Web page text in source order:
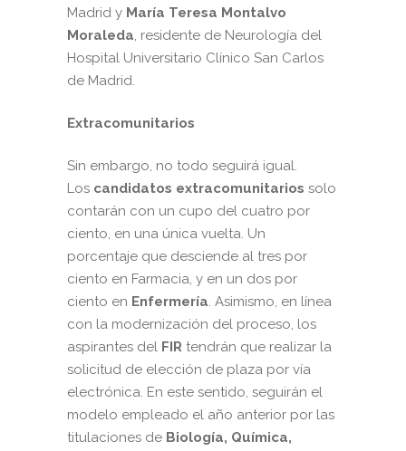
Madrid y María Teresa Montalvo
Moraleda, residente de Neurología del
Hospital Universitario Clínico San Carlos
de Madrid.
Extracomunitarios
Sin embargo, no todo seguirá igual.
Los candidatos extracomunitarios solo
contarán con un cupo del cuatro por
ciento, en una única vuelta. Un
porcentaje que desciende al tres por
ciento en Farmacia, y en un dos por
ciento en Enfermería. Asimismo, en línea
con la modernización del proceso, los
aspirantes del FIR tendrán que realizar la
solicitud de elección de plaza por vía
electrónica. En este sentido, seguirán el
modelo empleado el año anterior por las
titulaciones de Biología, Química,